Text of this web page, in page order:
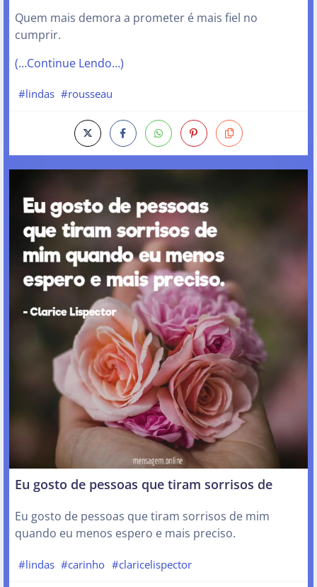
Quem mais demora a prometer é mais fiel no
cumprir.
(…Continue Lendo…)
#lindas #rousseau
Eu gosto de pessoas que tiram sorrisos de
Eu gosto de pessoas que tiram sorrisos de mim
quando eu menos espero e mais preciso.
#lindas #carinho #claricelispector